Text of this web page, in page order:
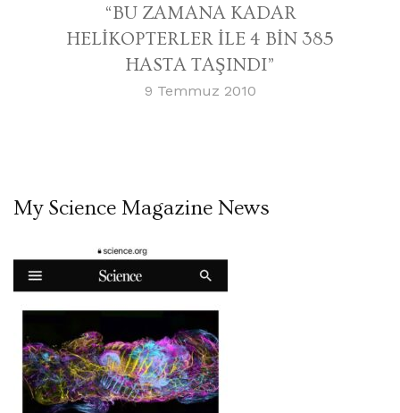
“BU ZAMANA KADAR
HELİKOPTERLER İLE 4 BİN 385
HASTA TAŞINDI”
9 Temmuz 2010
My Science Magazine News